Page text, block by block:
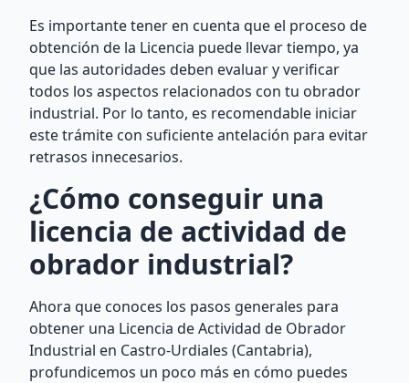
Es importante tener en cuenta que el proceso de
obtención de la Licencia puede llevar tiempo, ya
que las autoridades deben evaluar y verificar
todos los aspectos relacionados con tu obrador
industrial. Por lo tanto, es recomendable iniciar
este trámite con suficiente antelación para evitar
retrasos innecesarios.
¿Cómo conseguir una
licencia de actividad de
obrador industrial?
Ahora que conoces los pasos generales para
obtener una Licencia de Actividad de Obrador
Industrial en Castro-Urdiales (Cantabria),
profundicemos un poco más en cómo puedes